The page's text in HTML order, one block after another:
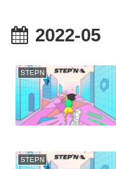
2022-05
STEPN
STEPN